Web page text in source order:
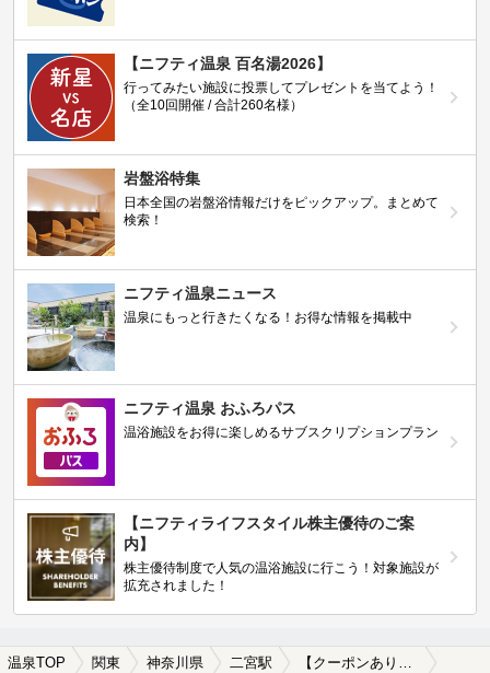
【ニフティ温泉 百名湯2026】
行ってみたい施設に投票してプレゼントを当てよう！
（全10回開催 / 合計260名様）
岩盤浴特集
日本全国の岩盤浴情報だけをピックアップ。まとめて
検索！
ニフティ温泉ニュース
温泉にもっと行きたくなる！お得な情報を掲載中
ニフティ温泉 おふろパス
温浴施設をお得に楽しめるサブスクリプションプラン
【ニフティライフスタイル株主優待のご案
内】
株主優待制度で人気の温浴施設に行こう！対象施設が
拡充されました！
温泉TOP 関東 神奈川県 二宮駅 【クーポンあり】駅近（徒歩10分以内）の二宮駅近くの温泉、日帰り温泉、スーパー銭湯おすすめ